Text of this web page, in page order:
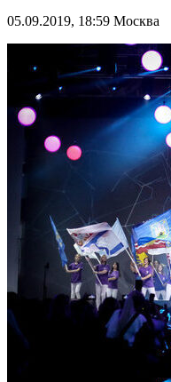
05.09.2019, 18:59 Москва